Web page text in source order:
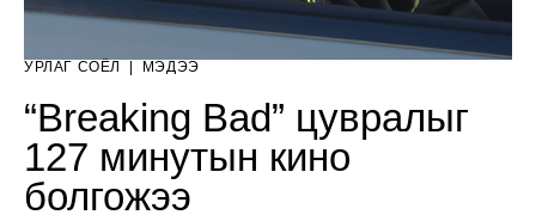
УРЛАГ СОЁЛ МЭДЭЭ
“Breaking Bad” цувралыг
127 минутын кино
болгожээ